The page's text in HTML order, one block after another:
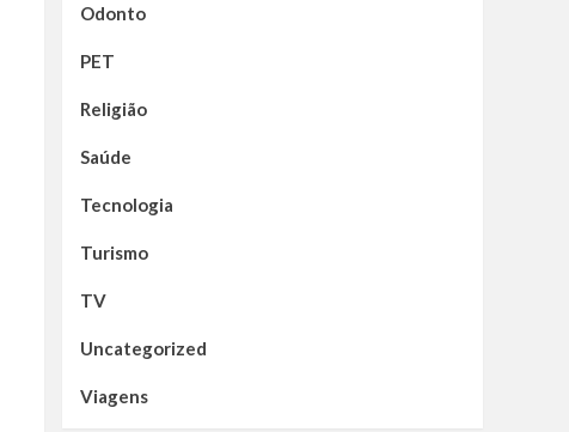
Odonto
PET
Religião
Saúde
Tecnologia
Turismo
TV
Uncategorized
Viagens